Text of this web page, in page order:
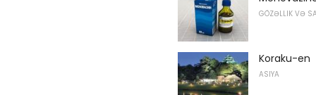
GÖZƏLLIK VƏ
Koraku-en
ASIYA